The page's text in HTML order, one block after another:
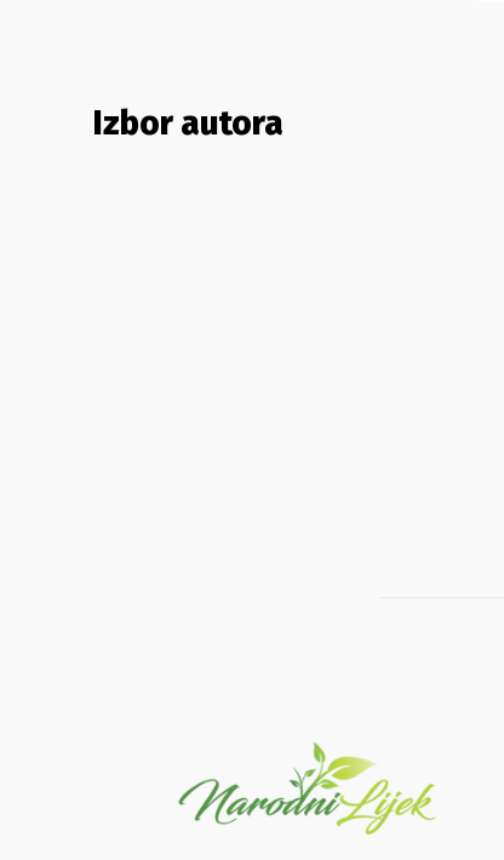
Izbor autora